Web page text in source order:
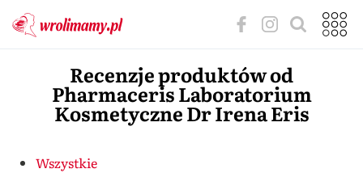
Recenzje produktów od
Pharmaceris Laboratorium
Kosmetyczne Dr Irena Eris
Wszystkie